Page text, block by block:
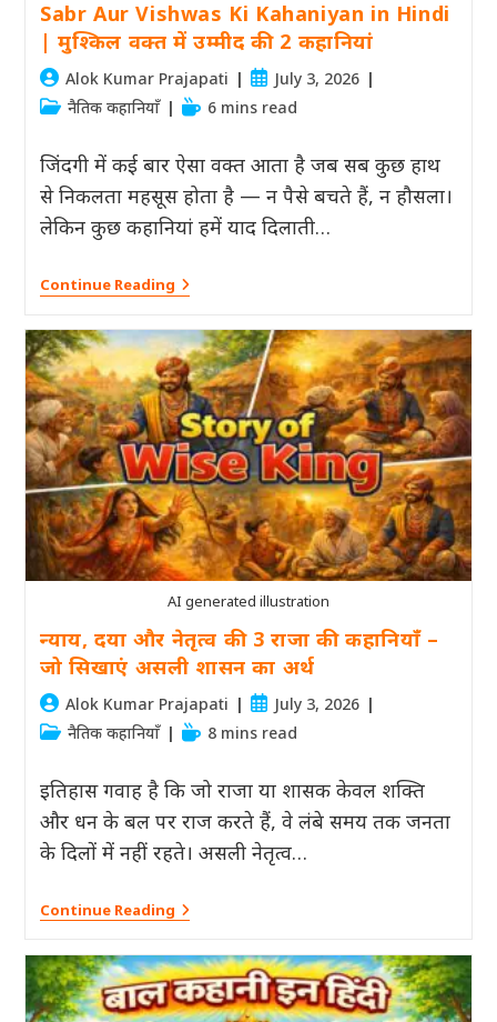
Sabr Aur Vishwas Ki Kahaniyan in Hindi
| मुश्किल वक्त में उम्मीद की 2 कहानियां
Post
author:
Alok Kumar Prajapati
Post
published:
July 3, 2026
Postनैतिक कहानियाँ
Reading6 mins read
जिंदगी में कई बार ऐसा वक्त आता है जब सब कुछ हाथ
से निकलता महसूस होता है — न पैसे बचते हैं, न हौसला।
लेकिन कुछ कहानियां हमें याद दिलाती…
Continue ReadingSabr
Aur
Ki
Kahaniyan
In
Hindi
|
मुश्किल
वक्त
में
उम्मीद
की
2
कहानियां
AI generated illustration
न्याय, दया और नेतृत्व की 3 राजा की कहानियाँ –
जो सिखाएं असली शासन का अर्थ
Post
author:
Alok Kumar Prajapati
Post
published:
July 3, 2026
Postनैतिक कहानियाँ
Reading8 mins read
इतिहास गवाह है कि जो राजा या शासक केवल शक्ति
और धन के बल पर राज करते हैं, वे लंबे समय तक जनता
के दिलों में नहीं रहते। असली नेतृत्व…
Continue Readingन्याय,
दया
नेतृत्व
की
3
राजा